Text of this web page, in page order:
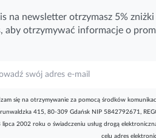
na newsletter otrzymasz 5%
aby otrzymywać informacje o
się na otrzymywanie za pomocą środków
415, 80-309 Gdańsk NIP 5842792671,
lipca 2002 roku o świadczeniu usług drogą
celu adres